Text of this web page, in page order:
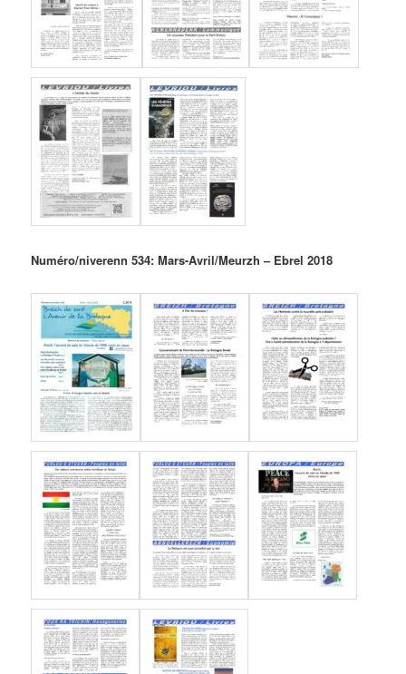
Numéro/niverenn 534: Mars-Avril/Meurzh – Ebrel 2018